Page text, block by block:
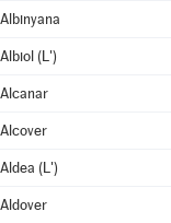
Albinyana
Albiol (L')
Alcanar
Alcover
Aldea (L')
Aldover